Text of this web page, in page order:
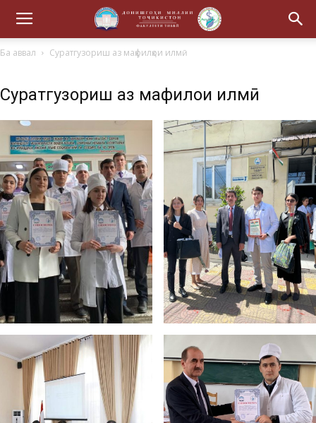
Ба аввал Суратгузориш аз маҳфилҳои илмӣ
Суратгузориш аз маҳфилҳои илмӣ